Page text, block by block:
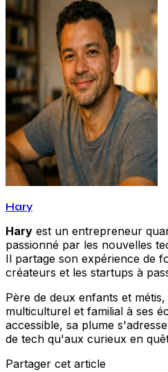
Hary
Hary est un entrepreneur
passionné par les nouvelles
Il partage son expérience de
créateurs et les startups à
Père de deux enfants et
multiculturel et familial à ses
accessible, sa plume
de tech qu'aux curieux en
Partager cet article